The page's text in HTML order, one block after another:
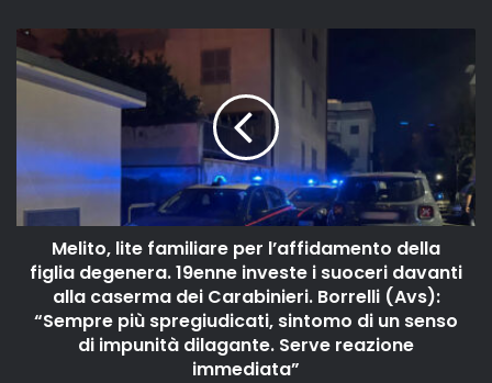
Melito, lite familiare per l’affidamento della
figlia degenera. 19enne investe i suoceri davanti
alla caserma dei Carabinieri. Borrelli (Avs):
“Sempre più spregiudicati, sintomo di un senso
di impunità dilagante. Serve reazione
immediata”